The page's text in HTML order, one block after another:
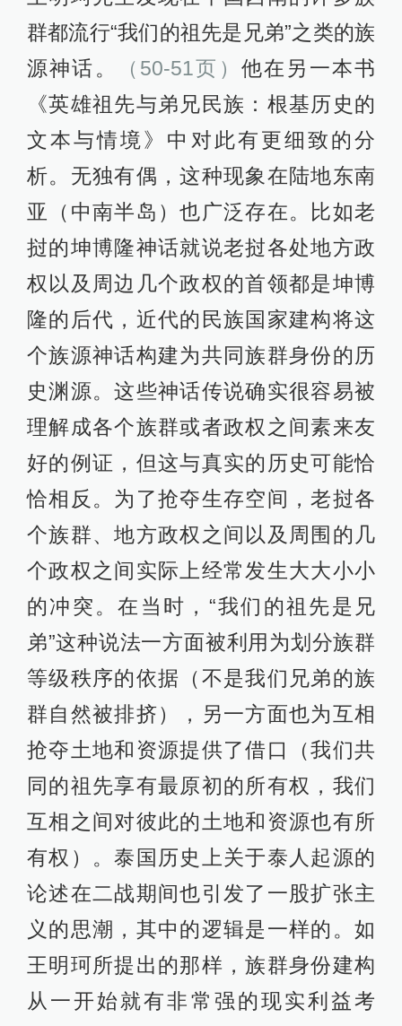
群都流行“我们的祖先是兄弟”之类的族
源神话。
（50-51页） 他在另一本书
《英雄祖先与弟兄民族：根基历史的
文本与情境》中对此有更细致的分
析。无独有偶，这种现象在陆地东南
亚（中南半岛）也广泛存在。比如老
挝的坤博隆神话就说老挝各处地方政
权以及周边几个政权的首领都是坤博
隆的后代，近代的民族国家建构将这
个族源神话构建为共同族群身份的历
史渊源。这些神话传说确实很容易被
理解成各个族群或者政权之间素来友
好的例证，但这与真实的历史可能恰
恰相反。为了抢夺生存空间，老挝各
个族群、地方政权之间以及周围的几
个政权之间实际上经常发生大大小小
的冲突。在当时，“我们的祖先是兄
弟”这种说法一方面被利用为划分族群
等级秩序的依据（不是我们兄弟的族
群自然被排挤），另一方面也为互相
抢夺土地和资源提供了借口（我们共
同的祖先享有最原初的所有权，我们
互相之间对彼此的土地和资源也有所
有权）。泰国历史上关于泰人起源的
论述在二战期间也引发了一股扩张主
义的思潮，其中的逻辑是一样的。如
王明珂所提出的那样，族群身份建构
从一开始就有非常强的现实利益考